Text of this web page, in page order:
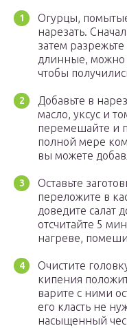
Огурцы,
нарезать.
затем
длинные, можно
чтобы
Добавьте в
масло, уксус и
перемешайте и
полной мере
вы можете
Оставьте
переложите в
доведите салат
отсчитайте 5
нагреве,
Очистите
кипения
варите с ними
его класть не
насыщенный